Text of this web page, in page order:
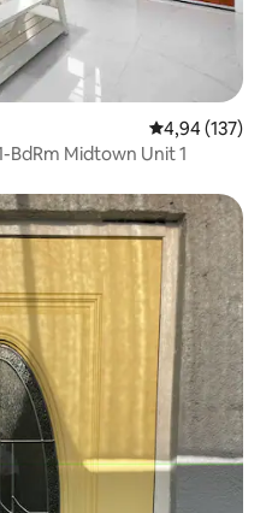
Gemiddelde
4,94 (137)
BdRm Midtown Unit 1